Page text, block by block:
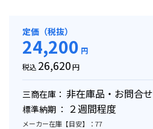
定価（税抜）
24,200 円
税込 26,620円
三商在庫： 非在庫品・お問合せ
標準納期 ： ２週間程度
メーカー在庫【目安】：77